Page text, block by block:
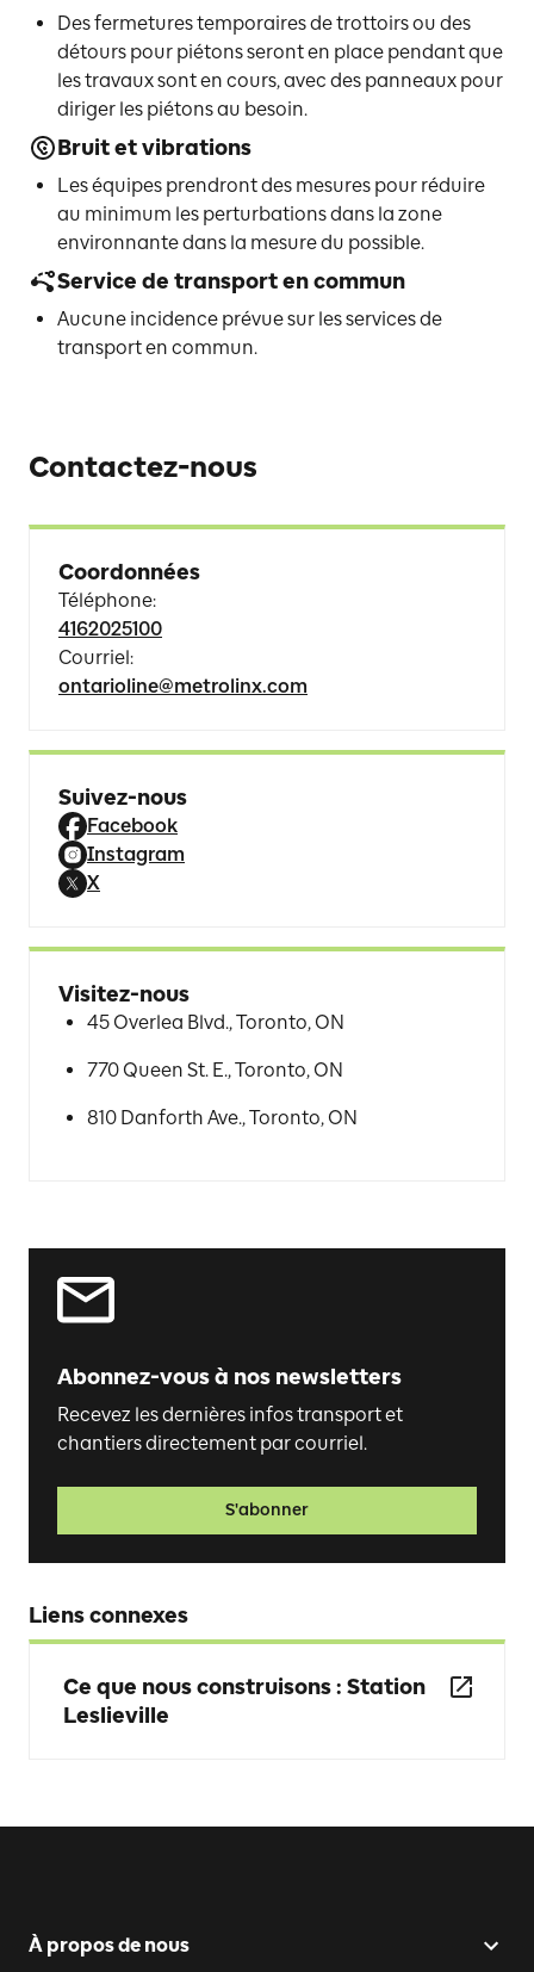
Des fermetures temporaires de trottoirs ou des
détours pour piétons seront en place pendant que
les travaux sont en cours, avec des panneaux pour
diriger les piétons au besoin.
Bruit et vibrations
Les équipes prendront des mesures pour réduire
au minimum les perturbations dans la zone
environnante dans la mesure du possible.
Service de transport en commun
Aucune incidence prévue sur les services de
transport en commun.
Contactez-nous
Coordonnées
Téléphone:
4162025100
Courriel:
ontarioline@metrolinx.com
Suivez-nous
Facebook
Instagram
X
Visitez-nous
45 Overlea Blvd., Toronto, ON
770 Queen St. E., Toronto, ON
810 Danforth Ave., Toronto, ON
Abonnez-vous à nos newsletters
Recevez les dernières infos transport et
chantiers directement par courriel.
S'abonner
Liens connexes
Ce que nous construisons : Station
Leslieville
À propos de nous